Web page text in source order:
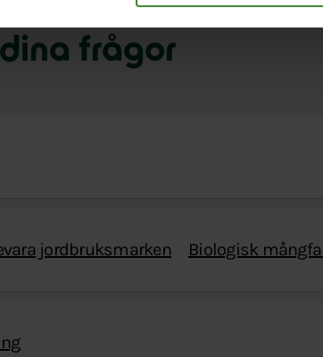
frågor
jordbruksmarken Biologisk